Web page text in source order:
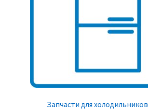
Запчасти для холодильников